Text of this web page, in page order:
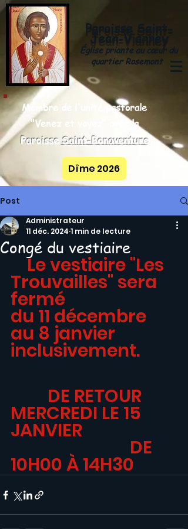
Paroisse Saint-
Jean-Vianney
Église priante au cœur du
quartier Rosemont
Membre de l'unité pastorale
"Venez et voyez" avec la
Paroisse Saint-Bonaventure
Dîme 2026
Post
Congé du vestiaire
Administrateur
11 déc. 2024 1 min de lecture
    Le vestiaire "Les
Trouvailles" sera
fermé
du 11 décembre
au 8 janvier
inclusivement.
MERCREDI LE 15
JANVIER
                             DE
10H00 À 14H30